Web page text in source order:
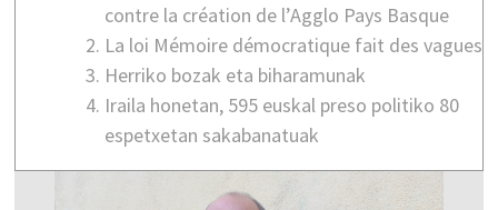
contre la création de l’Agglo Pays Basque
La loi Mémoire démocratique fait des vagues
Herriko bozak eta biharamunak
Iraila honetan, 595 euskal preso politiko 80
espetxetan sakabanatuak